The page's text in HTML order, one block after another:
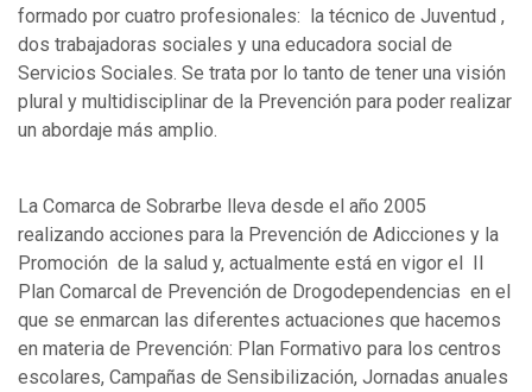
formado por cuatro profesionales: la técnico de Juventud ,
dos trabajadoras sociales y una educadora social de
Servicios Sociales. Se trata por lo tanto de tener una visión
plural y multidisciplinar de la Prevención para poder realizar
un abordaje más amplio.
La Comarca de Sobrarbe lleva desde el año 2005
realizando acciones para la Prevención de Adicciones y la
Promoción de la salud y, actualmente está en vigor el II
Plan Comarcal de Prevención de Drogodependencias en el
que se enmarcan las diferentes actuaciones que hacemos
en materia de Prevención: Plan Formativo para los centros
escolares, Campañas de Sensibilización, Jornadas anuales